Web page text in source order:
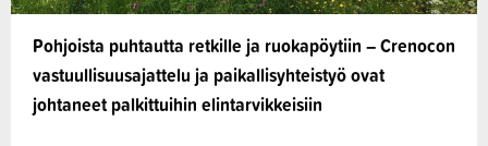
Pohjoista puhtautta retkille ja ruokapöytiin – Crenocon
vastuullisuusajattelu ja paikallisyhteistyö ovat
johtaneet palkittuihin elintarvikkeisiin